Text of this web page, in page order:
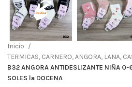
Inicio
TERMICAS, CARNERO, ANGORA, LANA,
B32 ANGORA ANTIDESLIZANTE NIÑA
SOLES la DOCENA